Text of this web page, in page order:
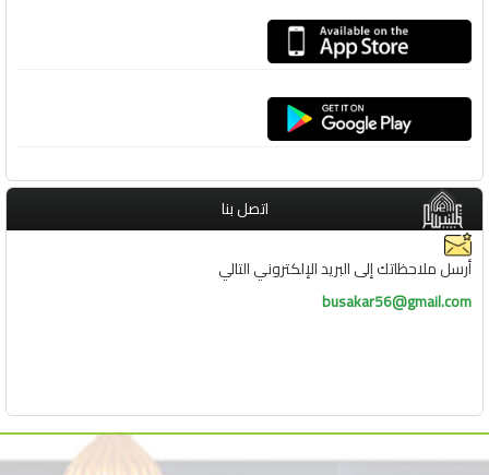
اتصل بنا
أرسل ملاحظاتك إلى البريد الإلكتروني التالي
busakar56@gmail.com